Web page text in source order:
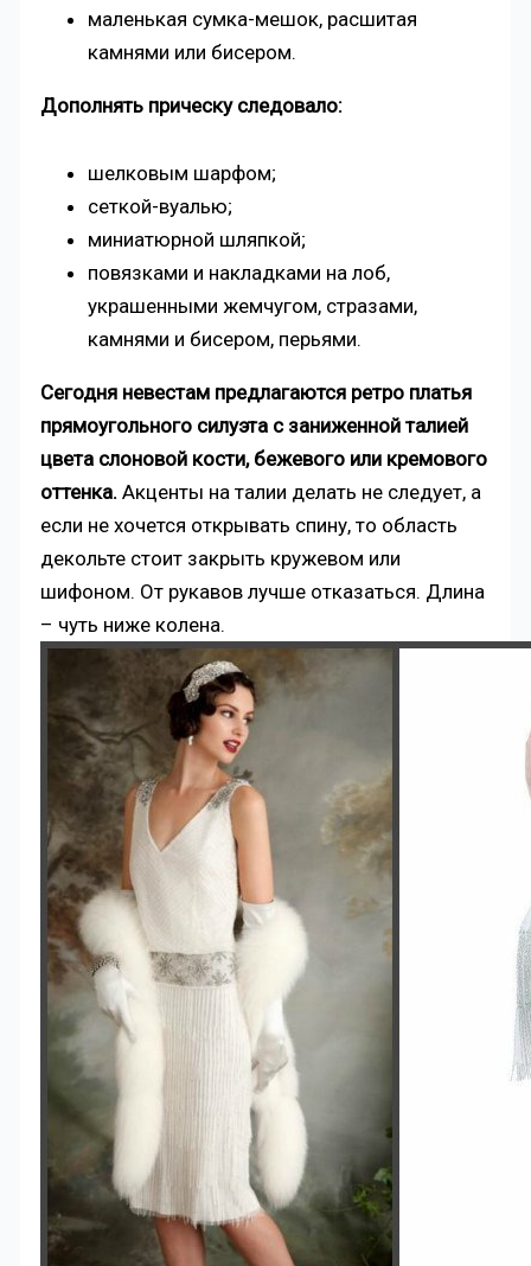
маленькая сумка-мешок, расшитая
камнями или бисером.
Дополнять прическу следовало:
шелковым шарфом;
сеткой-вуалью;
миниатюрной шляпкой;
повязками и накладками на лоб,
украшенными жемчугом, стразами,
камнями и бисером, перьями.
Сегодня невестам предлагаются ретро платья
прямоугольного силуэта с заниженной талией
цвета слоновой кости, бежевого или кремового
оттенка.Акценты на талии делать не следует, а
если не хочется открывать спину, то область
декольте стоит закрыть кружевом или
шифоном. От рукавов лучше отказаться. Длина
– чуть ниже колена.